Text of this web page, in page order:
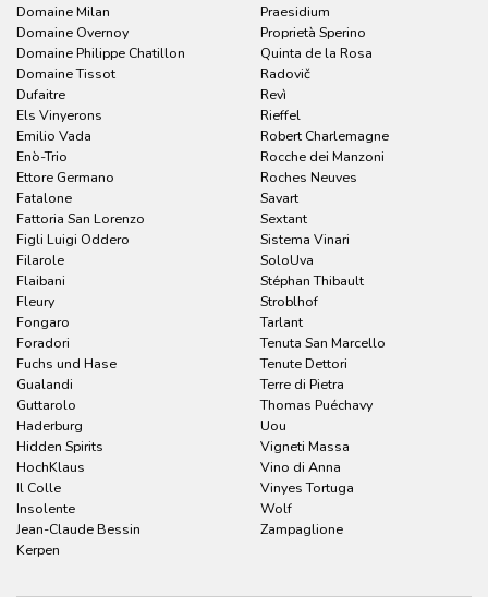
Domaine Milan
Domaine Overnoy
Domaine Philippe Chatillon
Domaine Tissot
Dufaitre
Els Vinyerons
Emilio Vada
Enò-Trio
Ettore Germano
Fatalone
Fattoria San Lorenzo
Figli Luigi Oddero
Filarole
Flaibani
Fleury
Fongaro
Foradori
Fuchs und Hase
Gualandi
Guttarolo
Haderburg
Hidden Spirits
HochKlaus
Il Colle
Insolente
Jean-Claude Bessin
Kerpen
Praesidium
Proprietà Sperino
Quinta de la Rosa
Radovič
Revì
Rieffel
Robert Charlemagne
Rocche dei Manzoni
Roches Neuves
Savart
Sextant
Sistema Vinari
SoloUva
Stéphan Thibault
Stroblhof
Tarlant
Tenuta San Marcello
Tenute Dettori
Terre di Pietra
Thomas Puéchavy
Uou
Vigneti Massa
Vino di Anna
Vinyes Tortuga
Wolf
Zampaglione